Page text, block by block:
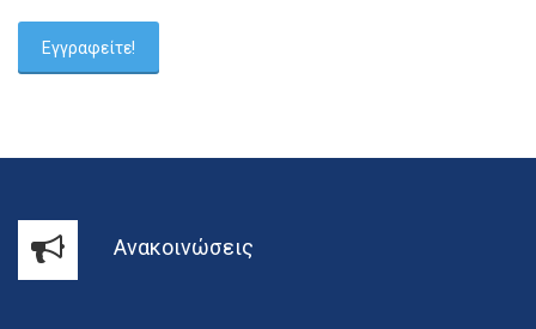
Ανακοινώσεις